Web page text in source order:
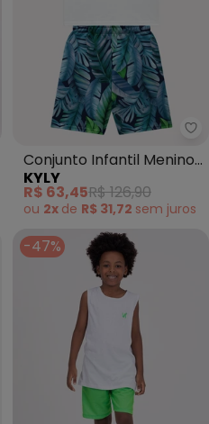
Costeira - Conjunto
Conjunto Infantil Menino
Lettering (Branco)
KYLY
R$ 63,45R$ 126,90
ou 2x de R$ 31,72 sem juros
-47%